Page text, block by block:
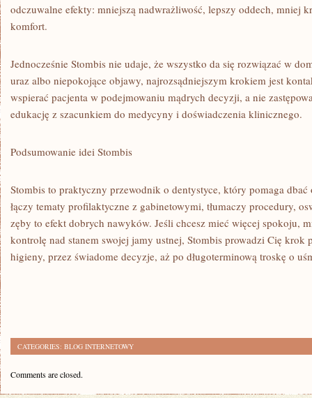
odczuwalne efekty: mniejszą nadwrażliwość, lepszy oddech, mniej
komfort.
Jednocześnie Stombis nie udaje, że wszystko da się rozwiązać w
uraz albo niepokojące objawy, najrozsądniejszym krokiem jest
wspierać pacjenta w podejmowaniu mądrych decyzji, a nie
edukację z szacunkiem do medycyny i doświadczenia klinicznego.
Podsumowanie idei Stombis
Stombis to praktyczny przewodnik o dentystyce, który pomaga dbać
łączy tematy profilaktyczne z gabinetowymi, tłumaczy procedury,
zęby to efekt dobrych nawyków. Jeśli chcesz mieć więcej spokoju,
kontrolę nad stanem swojej jamy ustnej, Stombis prowadzi Cię
higieny, przez świadome decyzje, aż po długoterminową troskę o
CATEGORIES: BLOG INTERNETOWY
Comments are closed.